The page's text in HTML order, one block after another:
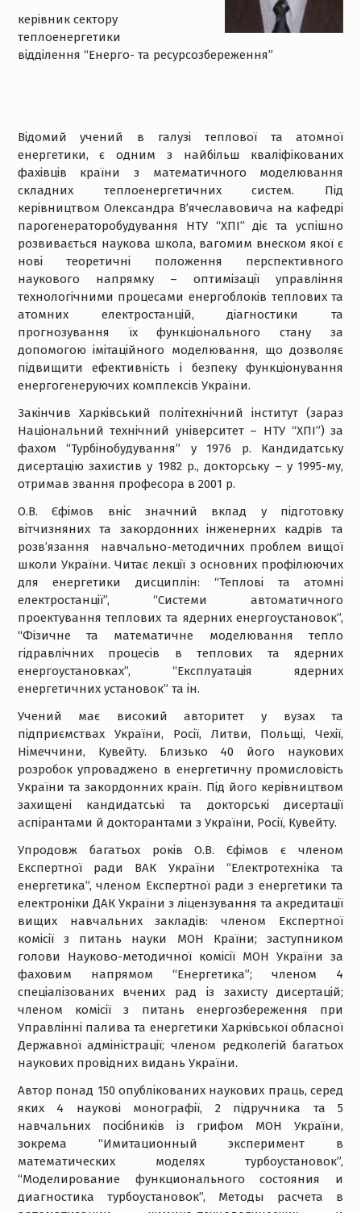
керівник сектору
теплоенергетики
відділення “Енерго- та ресурсозбереження”
Відомий учений в галузі теплової та атомної
енергетики, є одним з найбільш кваліфікованих
фахівців країни з математичного моделювання
складних теплоенергетичних систем. Під
керівництвом Олександра В’ячеславовича на кафедрі
парогенераторобудування НТУ “ХПІ” діє та успішно
розвивається наукова школа, вагомим внеском якої є
нові теоретичні положення перспективного
наукового напрямку – оптимізації управління
технологічними процесами енергоблоків теплових та
атомних електростанцій, діагностики та
прогнозування їх функціонального стану за
допомогою імітаційного моделювання, що дозволяє
підвищити ефективність і безпеку функціонування
енергогенеруючих комплексів України.
Закінчив Харківський політехнічний інститут (зараз
Національний технічний університет – НТУ “ХПІ”) за
фахом “Турбінобудування” у 1976 р. Кандидатську
дисертацію захистив у 1982 р., докторську – у 1995-му,
отримав звання професора в 2001 р.
О.В. Єфімов вніс значний вклад у підготовку
вітчизняних та закордонних інженерних кадрів та
розв’язання навчально-методичних проблем вищої
школи України. Читає лекції з основних профілюючих
для енергетики дисциплін: “Теплові та атомні
електростанції”, “Системи автоматичного
проектування теплових та ядерних енергоустановок”,
“Фізичне та математичне моделювання тепло
гідравлічних процесів в теплових та ядерних
енергоустановках”, “Експлуатація ядерних
енергетичних установок” та ін.
Учений має високий авторитет у вузах та
підприємствах України, Росії, Литви, Польщі, Чехії,
Німеччини, Кувейту. Близько 40 його наукових
розробок упроваджено в енергетичну промисловість
України та закордонних країн. Під його керівництвом
захищені кандидатські та докторські дисертації
аспірантами й докторантами з України, Росії, Кувейту.
Упродовж багатьох років О.В. Єфімов є членом
Експертної ради ВАК України “Електротехніка та
енергетика”, членом Експертної ради з енергетики та
електроніки ДАК України з ліцензування та акредитації
вищих навчальних закладів: членом Експертної
комісії з питань науки МОН Країни; заступником
голови Науково-методичної комісії МОН України за
фаховим напрямом “Енергетика”; членом 4
спеціалізованих вчених рад із захисту дисертацій;
членом комісії з питань енергозбереження при
Управлінні палива та енергетики Харківської обласної
Державної адміністрації; членом редколегій багатьох
наукових провідних видань України.
Автор понад 150 опублікованих наукових праць, серед
яких 4 наукові монографії, 2 підручника та 5
навчальних посібників із грифом МОН України,
зокрема “Имитационный эксперимент в
математических моделях турбоустановок”,
“Моделирование функционального состояния и
диагностика турбоустановок”, Методы расчета в